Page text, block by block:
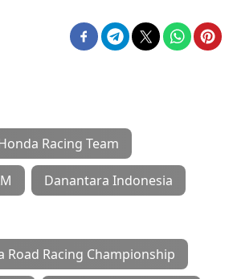
Racing Team
Danantara Indonesia
Road Racing Championship